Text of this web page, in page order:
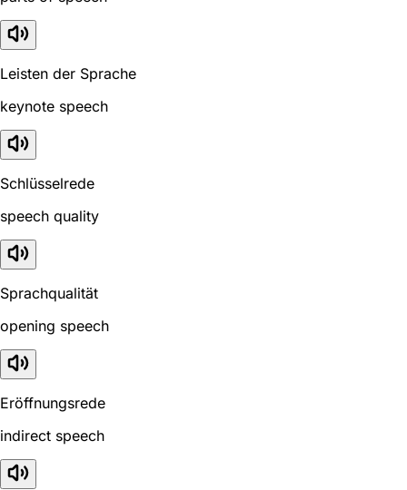
Leisten der Sprache
keynote speech
Schlüsselrede
speech quality
Sprachqualität
opening speech
Eröffnungsrede
indirect speech